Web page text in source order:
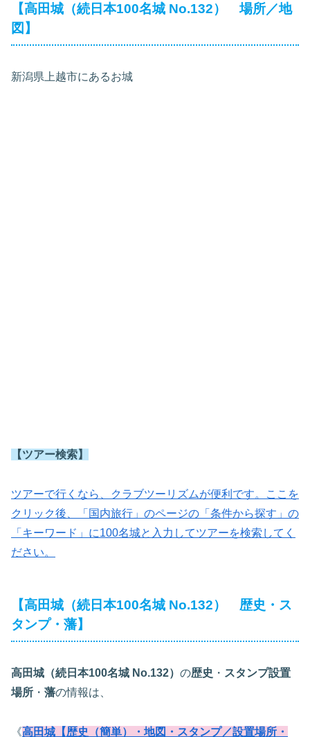
【高田城（続日本100名城 No.132） 場所／地
図】
新潟県上越市にあるお城
【ツアー検索】
ツアーで行くなら、クラブツーリズムが便利です。ここを
クリック後、「国内旅行」のページの「条件から探す」の
「キーワード」に100名城と入力してツアーを検索してく
ださい。
【高田城（続日本100名城 No.132） 歴史・ス
タンプ・藩】
高田城（続日本100名城 No.132） の歴史 ・ スタンプ設置
場所 ・ 藩の情報は、
《高田城【歴史（簡単）・地図・スタンプ／設置場所・